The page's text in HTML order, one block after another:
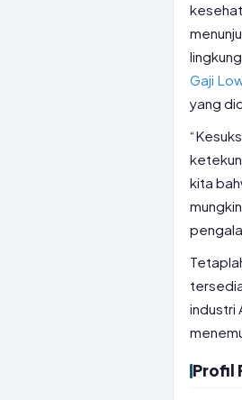
Gaji
yang
kita
industri
Profil